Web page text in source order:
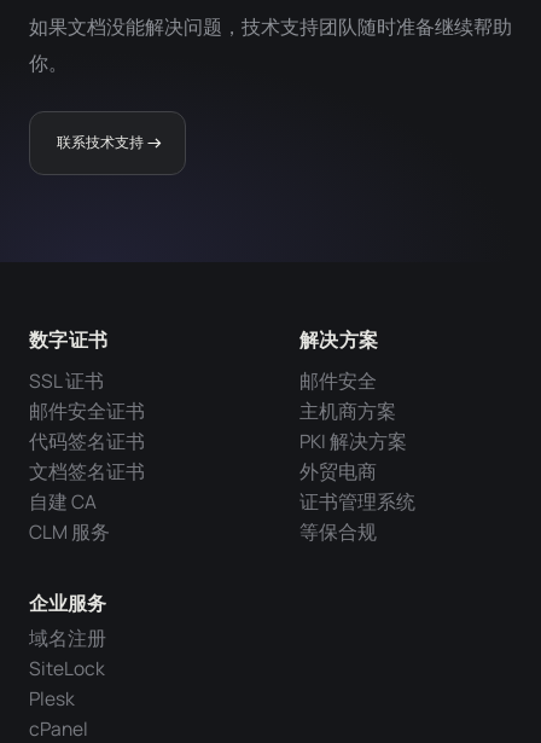
如果文档没能解决问题，技术支持团队随时准备继续帮助
你。
联系技术支持
数字证书
SSL 证书
邮件安全证书
代码签名证书
文档签名证书
自建 CA
CLM 服务
企业服务
域名注册
SiteLock
Plesk
cPanel
解决方案
邮件安全
主机商方案
PKI 解决方案
外贸电商
证书管理系统
等保合规